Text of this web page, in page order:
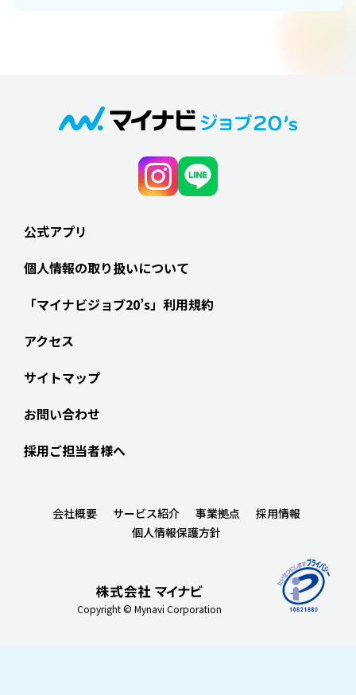
公式アプリ
個人情報の取り扱いについて
「マイナビジョブ20’s」利用規約
アクセス
サイトマップ
お問い合わせ
採用ご担当者様へ
Copyright © Mynavi Corporation
会社概要 サービス紹介 事業拠点
採用情報
個人情報保護方針